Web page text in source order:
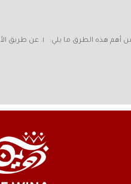
اللجوء الى كندا أولاً: